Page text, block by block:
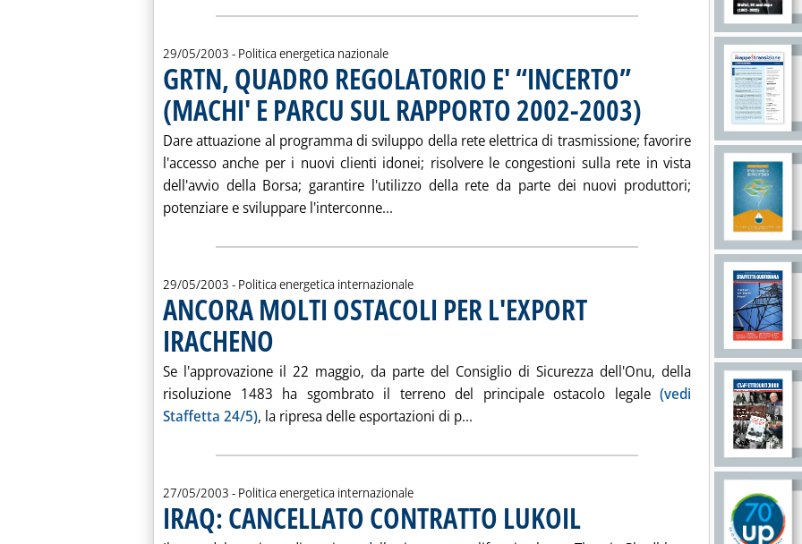
29/05/2003 - Politica energetica nazionale
GRTN, QUADRO REGOLATORIO E' “INCERTO”
(MACHI' E PARCU SUL RAPPORTO 2002-2003) . Pubblicata giovedì 29 maggio 2003
Dare attuazione al programma di sviluppo della rete elettrica di trasmissione; favorire
l'accesso anche per i nuovi clienti idonei; risolvere le congestioni sulla rete in vista
dell'avvio della Borsa; garantire l'utilizzo della rete da parte dei nuovi produttori;
potenziare e sviluppare l'interconne... Leggi tutta la notizia: 'GRTN, QUADRO REGOLATORIO E'
29/05/2003 - Politica energetica internazionale
ANCORA MOLTI OSTACOLI PER L'EXPORT
IRACHENO
Se l'approvazione il 22 maggio, da parte del Consiglio di Sicurezza dell'Onu, della
risoluzione 1483 ha sgombrato il terreno del principale ostacolo legale (vedi
Staffetta 24/5), la ripresa delle esportazioni di p... Leggi tutta la notizia: 'ANCORA MOLTI OSTACOLI
27/05/2003 - Politica energetica internazionale
IRAQ: CANCELLATO CONTRATTO LUKOIL . Pubblicata martedì 27 maggio 2003 alle 15.28.